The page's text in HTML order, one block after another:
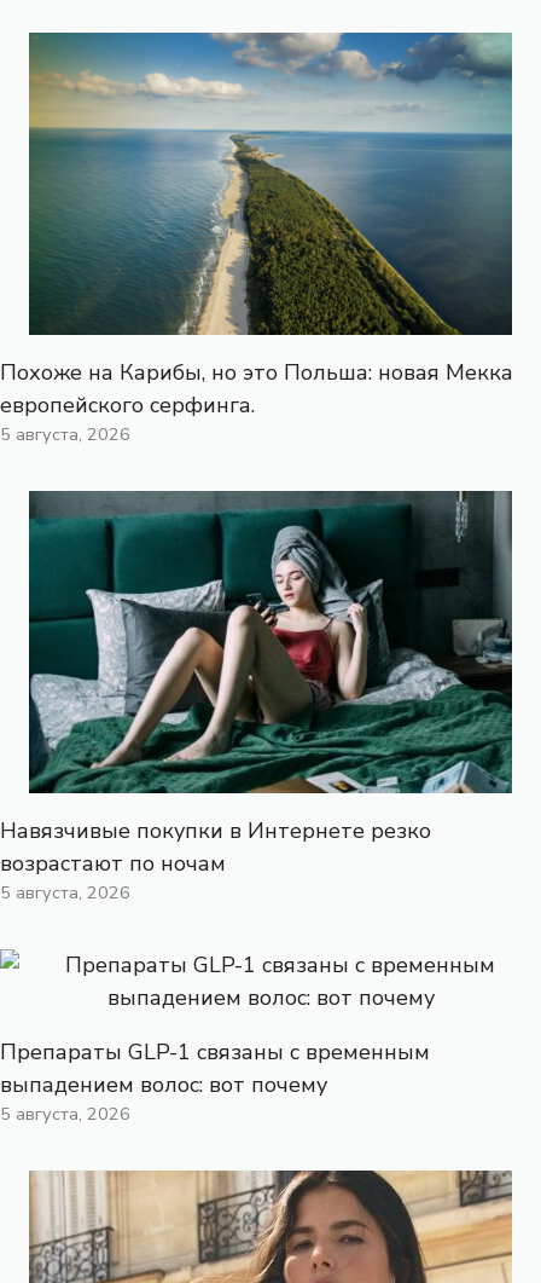
Похоже на Карибы, но это Польша: новая Мекка
европейского серфинга.
5 августа, 2026
Навязчивые покупки в Интернете резко
возрастают по ночам
5 августа, 2026
Препараты GLP-1 связаны с временным
выпадением волос: вот почему
5 августа, 2026